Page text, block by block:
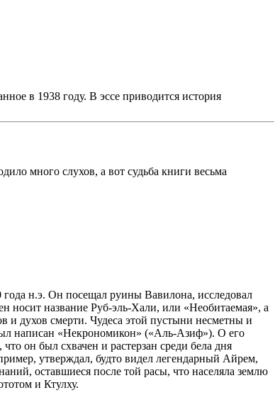
в 1938 году. В эссе приводится история
много слухов, а вот судьба книги весьма
н.э. Он посещал руины Вавилона, исследовал
носит название Руб-эль-Хали, или «Необитаемая», а
и духов смерти. Чудеса этой пустыни несметны и
написан «Некрономикон» («Аль-Азиф»). О его
он был схвачен и растерзан среди бела дня
утверждал, будто видел легендарный Айрем,
оставшиеся после той расы, что населяла землю
и Ктулху.